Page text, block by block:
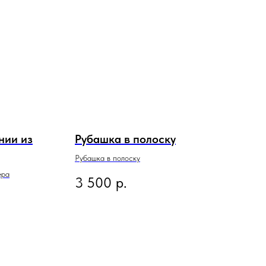
из Рубашка в полоску
Рубашка в полоску
3 500 р.